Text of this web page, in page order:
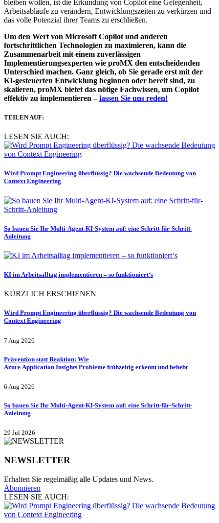
bleiben wollen, ist die Erkundung von Copilot eine Gelegenheit,
Arbeitsabläufe zu verändern, Entwicklungszeiten zu verkürzen und
das volle Potenzial ihrer Teams zu erschließen.
Um den Wert von Microsoft Copilot und anderen
fortschrittlichen Technologien zu maximieren, kann die
Zusammenarbeit mit einem zuverlässigen
Implementierungsexperten wie proMX den entscheidenden
Unterschied machen. Ganz gleich, ob Sie gerade erst mit der
KI-gesteuerten Entwicklung beginnen oder bereit sind, zu
skalieren, proMX bietet das nötige Fachwissen, um Copilot
effektiv zu implementieren –lassen Sie uns reden!
TEILEN AUF:
LESEN SIE AUCH:
Wird Prompt Engineering überflüssig? Die wachsende Bedeutung von
Context Engineering
So bauen Sie Ihr Multi-Agent-KI-System auf: eine Schritt-für-Schritt-
Anleitung
KI im Arbeitsalltag implementieren – so funktioniert‘s
KÜRZLICH ERSCHIENEN
Wird Prompt Engineering überflüssig? Die wachsende Bedeutung von
Context Engineering
7 Aug 2026
Prävention statt Reaktion: Wie
Azure Application Insights Probleme frühzeitig erkennt und behebt
6 Aug 2026
So bauen Sie Ihr Multi-Agent-KI-System auf: eine Schritt-für-Schritt-
Anleitung
29 Jul 2026
NEWSLETTER
Erhalten Sie regelmäßig alle Updates und News.
Abonnieren
LESEN SIE AUCH: